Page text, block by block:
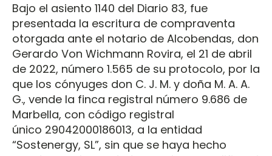
Bajo el asiento 1140 del Diario 83, fue
presentada la escritura de compraventa
otorgada ante el notario de Alcobendas, don
Gerardo Von Wichmann Rovira, el 21 de abril
de 2022, número 1.565 de su protocolo, por la
que los cónyuges don C. J. M. y doña M. A. A.
G., vende la finca registral número 9.686 de
Marbella, con código registral
único 29042000186013, a la entidad
“Sostenergy, SL”, sin que se haya hecho